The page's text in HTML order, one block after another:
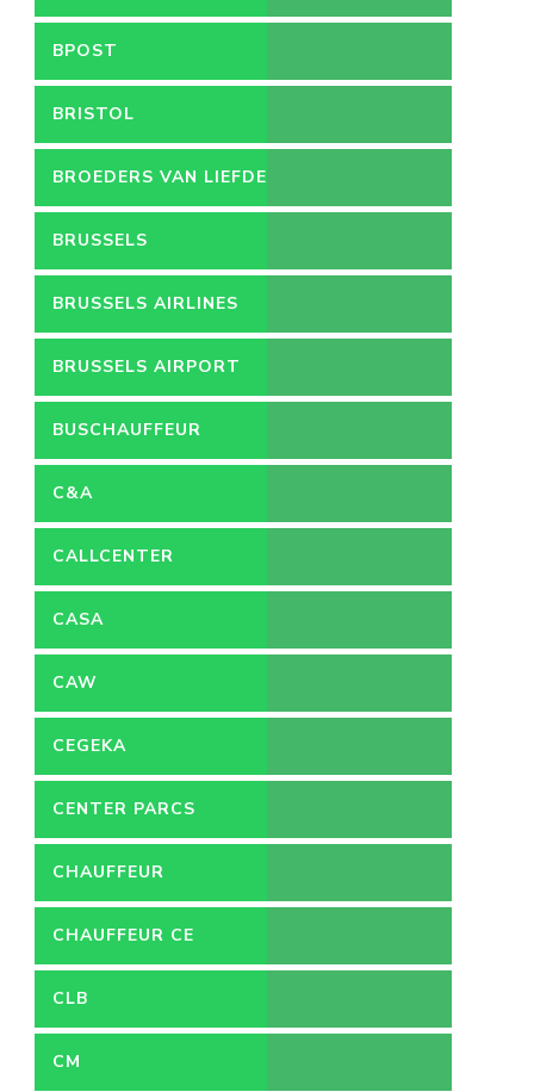
BPOST
BRISTOL
BROEDERS VAN LIEFDE
BRUSSELS
BRUSSELS AIRLINES
BRUSSELS AIRPORT
BUSCHAUFFEUR
C&A
CALLCENTER
VACATURES
CASA
CAW
CEGEKA
CENTER PARCS
CHAUFFEUR
CHAUFFEUR CE
CLB
CM